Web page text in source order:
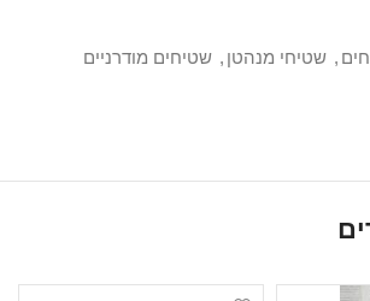
, שטיחי מנהטן , שטיחים מודרניים